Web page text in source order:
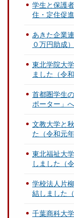
学生と保護
住・定住促進
あきた企業
０万円助成
東北学院大
ました（令
首都圏学生
ポーター」
文教大学と
た（令和元
東北福祉大
しました（
学校法人片
結しました
千葉商科大